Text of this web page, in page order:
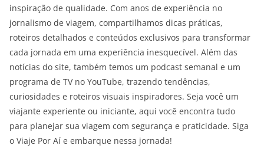
inspiração de qualidade. Com anos de experiência no
jornalismo de viagem, compartilhamos dicas práticas,
roteiros detalhados e conteúdos exclusivos para transformar
cada jornada em uma experiência inesquecível. Além das
notícias do site, também temos um podcast semanal e um
programa de TV no YouTube, trazendo tendências,
curiosidades e roteiros visuais inspiradores. Seja você um
viajante experiente ou iniciante, aqui você encontra tudo
para planejar sua viagem com segurança e praticidade. Siga
o Viaje Por Aí e embarque nessa jornada!